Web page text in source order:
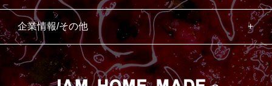
企業情報/その他